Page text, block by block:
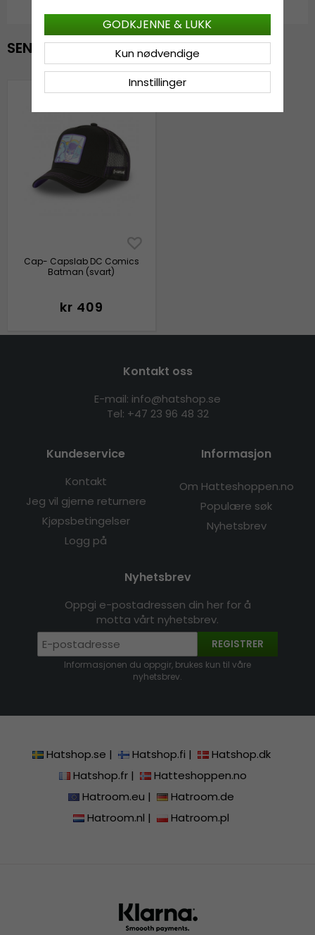
SENEST VISTE
Cap- Capslab DC Comics
Batman (svart)
kr 409
Kontakt oss
E-mail: info@hatshop.se
Tel: +47 23 96 48 32
Kundeservice
Kontakt
Jeg vil gjerne returnere
Kjøpsbetingelser
Logg på
Informasjon
Om Hatteshoppen.no
Populære søk
Nyhetsbrev
Nyhetsbrev
Oppgi e-postadressen din her for å
motta vårt nyhetsbrev.
REGISTRER
Informasjonen du oppgir, brukes kun til våre
nyhetsbrev.
Hatshop.se | Hatshop.fi |
Hatshop.dk
Hatshop.fr|
Hatteshoppen.no
Hatroom.eu |
Hatroom.de
Hatroom.nl | Hatroom.pl
Innstillinger
Kun nødvendige
GODKJENNE & LUKK